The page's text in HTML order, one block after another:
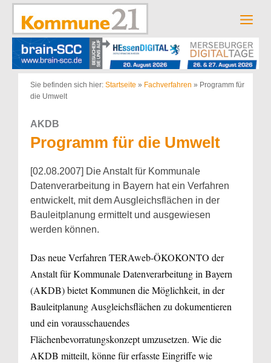
Zum
springen
Sie befinden sich hier: Startseite » Fachverfahren » Programm für
die Umwelt
AKDB
Programm für die Umwelt
[02.08.2007] Die Anstalt für Kommunale
Datenverarbeitung in Bayern hat ein Verfahren
entwickelt, mit dem Ausgleichsflächen in der
Bauleitplanung ermittelt und ausgewiesen
werden können.
Das neue Verfahren TERAweb-ÖKOKONTO der
Anstalt für Kommunale Datenverarbeitung in Bayern
(AKDB) bietet Kommunen die Möglichkeit, in der
Bauleitplanung Ausgleichsflächen zu dokumentieren
und ein vorausschauendes
Flächenbevorratungskonzept umzusetzen. Wie die
AKDB mitteilt, könne für erfasste Eingriffe wie